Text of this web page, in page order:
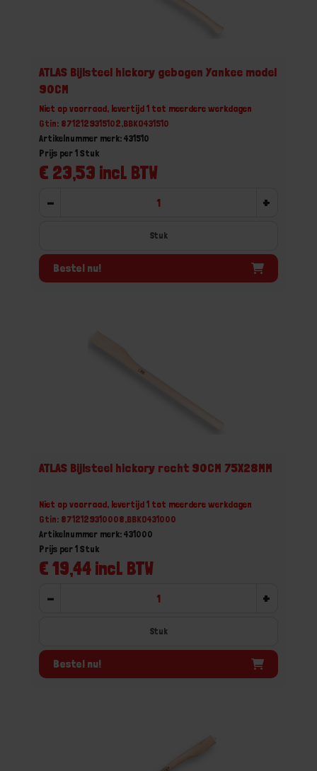
ATLAS Bijlsteel hickory gebogen Yankee model
90CM
Niet op voorraad, levertijd 1 tot meerdere werkdagen
Gtin: 8712129315102,BBKO431510
Artikelnummer merk: 431510
€ 23,53 incl. BTW
Prijs per 1 Stuk
- +
Stuk
Bestel nu!
ATLAS Bijlsteel hickory recht 90CM 75X28MM
Niet op voorraad, levertijd 1 tot meerdere werkdagen
Gtin: 8712129310008,BBKO431000
Artikelnummer merk: 431000
€ 19,44 incl. BTW
Prijs per 1 Stuk
- +
Stuk
Bestel nu!